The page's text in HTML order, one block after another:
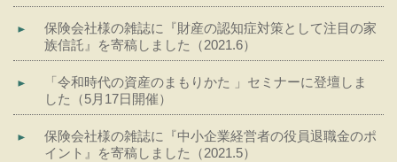
保険会社様の雑誌に『財産の認知症対策として注目の家
族信託』を寄稿しました（2021.6）
「令和時代の資産のまもりかた 」セミナーに登壇しま
した（5月17日開催）
保険会社様の雑誌に『中小企業経営者の役員退職金のポ
イント』を寄稿しました（2021.5）